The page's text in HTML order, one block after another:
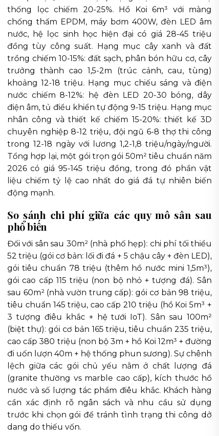
thống lọc chiếm 20-25%. Hồ Koi 6m³ với màng
chống thấm EPDM, máy bơm 400W, đèn LED âm
nước, hệ lọc sinh học hiện đại có giá 28-45 triệu
đồng tùy công suất. Hạng mục cây xanh và đất
trồng chiếm 10-15%: đất sạch, phân bón hữu cơ, cây
trưởng thành cao 1,5-2m (trúc cảnh, cau, tùng)
khoảng 12-18 triệu. Hạng mục chiếu sáng và điện
nước chiếm 8-12%: hệ đèn LED 20-30 bóng, dây
điện âm, tủ điều khiển tự động 9-15 triệu. Hạng mục
nhân công và thiết kế chiếm 15-20%: thiết kế 3D
chuyên nghiệp 8-12 triệu, đội ngũ 6-8 thợ thi công
trong 12-18 ngày với lương 1,2-1,8 triệu/ngày/người.
Tổng hợp lại, một gói trọn gói 50m² tiêu chuẩn năm
2026 có giá 95-145 triệu đồng, trong đó phần vật
liệu chiếm tỷ lệ cao nhất do giá đá tự nhiên biến
động mạnh.
So sánh chi phí giữa các quy mô sân sau
phổ biến
Đối với sân sau 30m² (nhà phố hẹp): chi phí tối thiểu
52 triệu (gói cơ bản: lối đi đá + 5 chậu cây + đèn LED),
gói tiêu chuẩn 78 triệu (thêm hồ nước mini 1,5m³),
gói cao cấp 115 triệu (non bộ nhỏ + tượng đá). Sân
sau 60m² (nhà vườn trung cấp): gói cơ bản 98 triệu,
tiêu chuẩn 145 triệu, cao cấp 210 triệu (hồ Koi 5m³ +
3 tượng điêu khắc + hệ tưới IoT). Sân sau 100m²
(biệt thự): gói cơ bản 165 triệu, tiêu chuẩn 235 triệu,
cao cấp 380 triệu (non bộ 3m + hồ Koi 12m³ + đường
đi uốn lượn 40m + hệ thống phun sương). Sự chênh
lệch giữa các gói chủ yếu nằm ở chất lượng đá
(granite thường vs marble cao cấp), kích thước hồ
nước và số lượng tác phẩm điêu khắc. Khách hàng
cần xác định rõ ngân sách và nhu cầu sử dụng
trước khi chọn gói để tránh tình trạng thi công dở
dang do thiếu vốn.